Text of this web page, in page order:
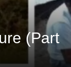
(Part